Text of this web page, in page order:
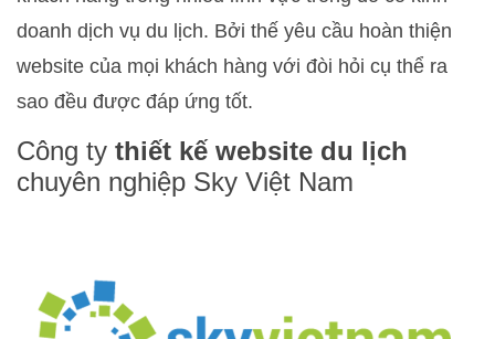
doanh dịch vụ du lịch. Bởi thế yêu cầu hoàn thiện
website của mọi khách hàng với đòi hỏi cụ thể ra
sao đều được đáp ứng tốt.
Công ty thiết kế website du lịch
chuyên nghiệp Sky Việt Nam